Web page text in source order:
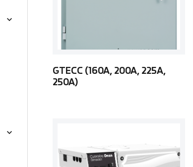
GTECC (160A, 200A, 225A,
250A)